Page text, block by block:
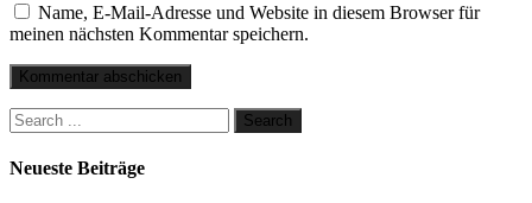
Name, E-Mail-Adresse und Website in diesem Browser für
meinen nächsten Kommentar speichern.
Neueste Beiträge